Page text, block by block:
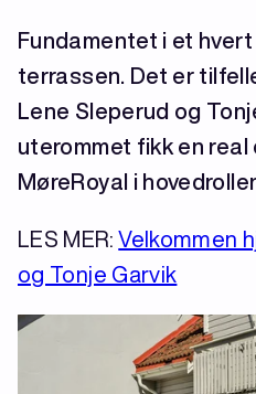
Fundamentet i et
terrassen. Det er
Lene Sleperud og
uterommet fikk en real
MøreRoyal i
LES MER:Velkommen
og Tonje Garvik